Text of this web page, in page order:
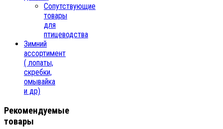
Сопутствующие
товары
для
птицеводства
Зимний
ассортимент
( лопаты,
скребки,
омывайка
и др)
Рекомендуемые
товары